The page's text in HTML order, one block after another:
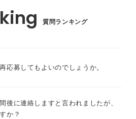
質問ランキング
応募してもよいのでしょうか。
後に連絡しますと言われましたが、
か？